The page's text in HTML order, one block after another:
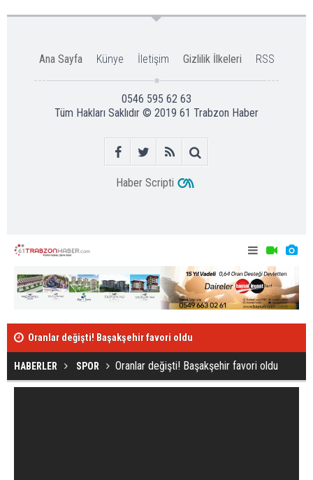
Ana Sayfa Künye İletişim Gizlilik İlkeleri RSS
0546 595 62 63
Tüm Hakları Saklıdır © 2019 61 Trabzon Haber
Haber Scripti
Oranlar değişti! Başakşehir favori oldu
tek derdi..."
HABERLER SPOR Oranlar değişti! Başakşehir favori oldu